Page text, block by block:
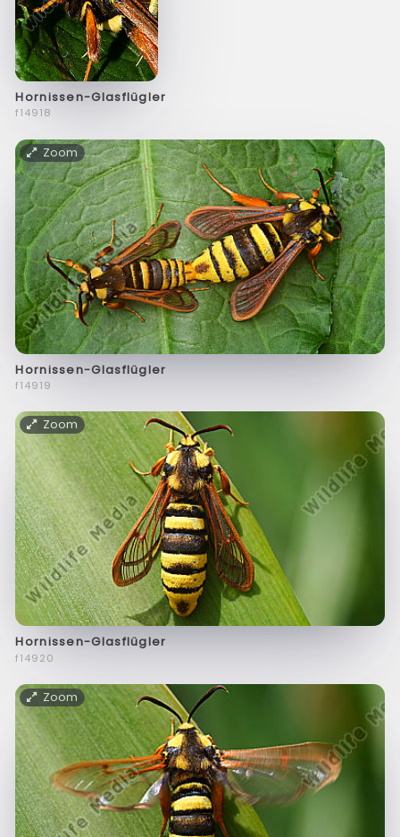
Hornissen-Glasflügler
f14918
Zoom
Hornissen-Glasflügler
f14919
Zoom
Hornissen-Glasflügler
f14920
Zoom